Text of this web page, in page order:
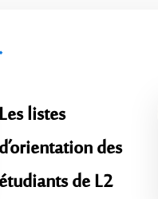
Les listes
d’orientation des
étudiants de L2